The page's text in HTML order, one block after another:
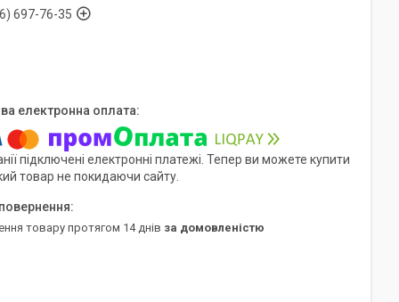
697-76-35
підключені електронні платежі. Тепер ви можете купити
товар не покидаючи сайту.
товару протягом 14 днів за домовленістю